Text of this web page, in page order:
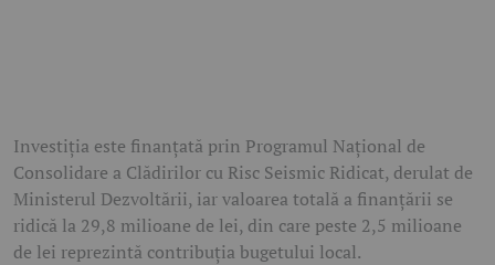
Investiția este finanțată prin Programul Național de
Consolidare a Clădirilor cu Risc Seismic Ridicat, derulat de
Ministerul Dezvoltării, iar valoarea totală a finanțării se
ridică la 29,8 milioane de lei, din care peste 2,5 milioane
de lei reprezintă contribuția bugetului local.